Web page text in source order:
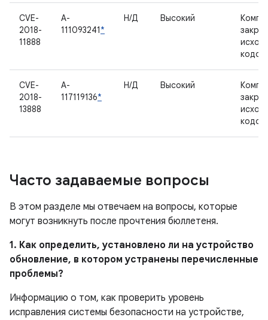
CVE-
2018-
11888
A-
111093241*
Н/Д Высокий
кодом
CVE-
2018-
13888
A-
117119136*
Н/Д Высокий
кодом
Часто задаваемые вопросы
В этом разделе мы отвечаем на вопросы, которые
могут возникнуть после прочтения бюллетеня.
1. Как определить, установлено ли на устройство
обновление, в котором устранены перечисленные
проблемы?
Информацию о том, как проверить уровень
исправления системы безопасности на устройстве,